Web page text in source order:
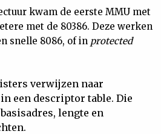
kwam de eerste MMU met
met de 80386. Deze werken
snelle 8086, of in protected
verwijzen naar
een descriptor table. Die
lengte en